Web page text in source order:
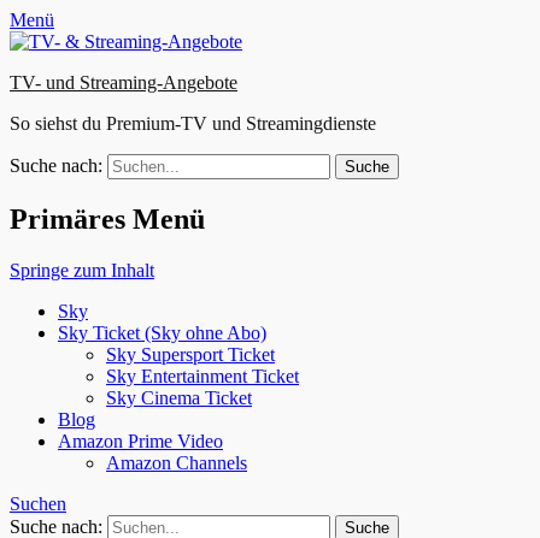
Menü
TV- und Streaming-Angebote
So siehst du Premium-TV und Streamingdienste
Suche nach:
Primäres Menü
Springe zum Inhalt
Sky
Sky Ticket (Sky ohne Abo)
Sky Supersport Ticket
Sky Entertainment Ticket
Sky Cinema Ticket
Blog
Amazon Prime Video
Amazon Channels
Suchen
Suche nach: